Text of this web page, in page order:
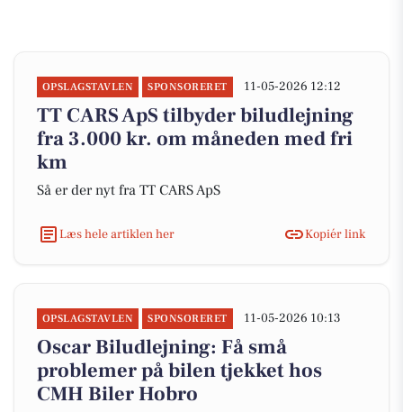
OPSLAGSTAVLEN SPONSORERET 11-05-2026 12:12
TT CARS ApS tilbyder biludlejning
fra 3.000 kr. om måneden med fri
km
Så er der nyt fra TT CARS ApS
Læs hele artiklen her Kopiér link
OPSLAGSTAVLEN SPONSORERET 11-05-2026 10:13
Oscar Biludlejning: Få små
problemer på bilen tjekket hos
CMH Biler Hobro